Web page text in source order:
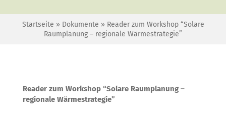
Startseite » Dokumente » Reader zum Workshop “Solare
Raumplanung – regionale Wärmestrategie”
Reader zum Workshop “Solare Raumplanung –
regionale Wärmestrategie”